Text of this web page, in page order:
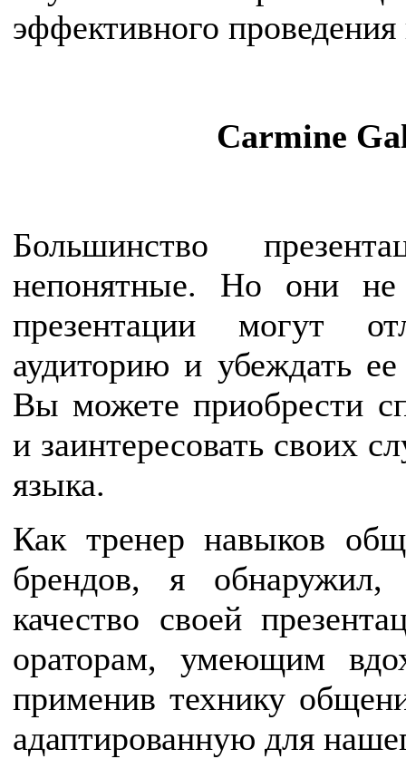
эффективного проведения
Carmine
Большинство
непонятные. Но они
презентации могут
аудиторию и убеждать
Вы можете приобрести
и заинтересовать своих
языка.
Как тренер навыков
брендов, я
качество своей
ораторам, умеющим
применив технику
адаптированную для